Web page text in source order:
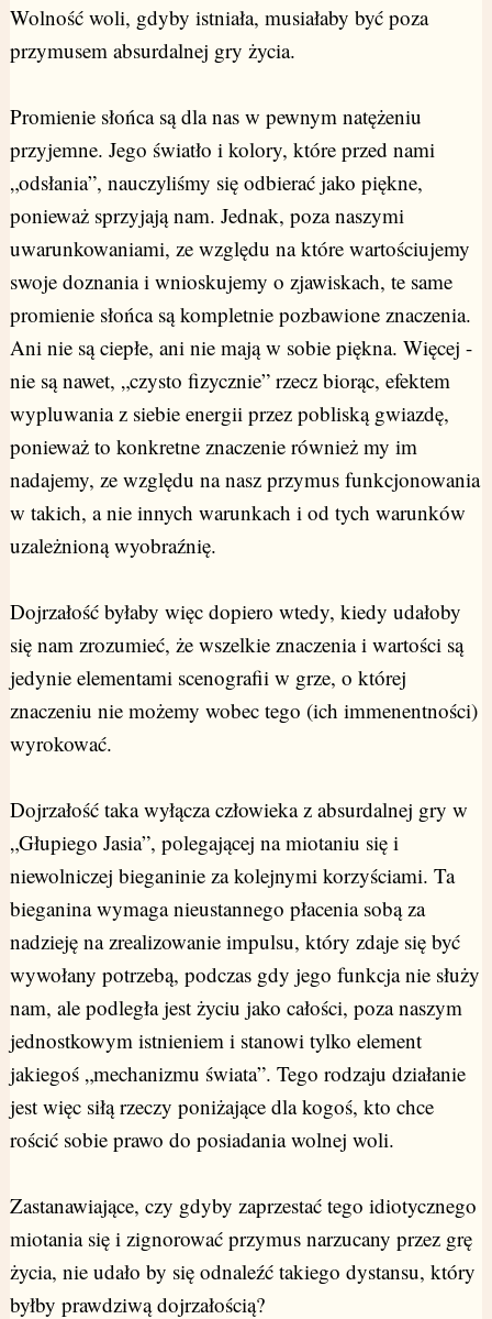
Wolność woli, gdyby istniała, musiałaby być poza
przymusem absurdalnej gry życia.
Promienie słońca są dla nas w pewnym natężeniu
przyjemne. Jego światło i kolory, które przed nami
„odsłania”, nauczyliśmy się odbierać jako piękne,
ponieważ sprzyjają nam. Jednak, poza naszymi
uwarunkowaniami, ze względu na które wartościujemy
swoje doznania i wnioskujemy o zjawiskach, te same
promienie słońca są kompletnie pozbawione znaczenia.
Ani nie są ciepłe, ani nie mają w sobie piękna. Więcej -
nie są nawet, „czysto fizycznie” rzecz biorąc, efektem
wypluwania z siebie energii przez pobliską gwiazdę,
ponieważ to konkretne znaczenie również my im
nadajemy, ze względu na nasz przymus funkcjonowania
w takich, a nie innych warunkach i od tych warunków
uzależnioną wyobraźnię.
Dojrzałość byłaby więc dopiero wtedy, kiedy udałoby
się nam zrozumieć, że wszelkie znaczenia i wartości są
jedynie elementami scenografii w grze, o której
znaczeniu nie możemy wobec tego (ich immenentności)
wyrokować.
Dojrzałość taka wyłącza człowieka z absurdalnej gry w
„Głupiego Jasia”, polegającej na miotaniu się i
niewolniczej bieganinie za kolejnymi korzyściami. Ta
bieganina wymaga nieustannego płacenia sobą za
nadzieję na zrealizowanie impulsu, który zdaje się być
wywołany potrzebą, podczas gdy jego funkcja nie służy
nam, ale podległa jest życiu jako całości, poza naszym
jednostkowym istnieniem i stanowi tylko element
jakiegoś „mechanizmu świata”. Tego rodzaju działanie
jest więc siłą rzeczy poniżające dla kogoś, kto chce
rościć sobie prawo do posiadania wolnej woli.
Zastanawiające, czy gdyby zaprzestać tego idiotycznego
miotania się i zignorować przymus narzucany przez grę
życia, nie udało by się odnaleźć takiego dystansu, który
byłby prawdziwą dojrzałością?